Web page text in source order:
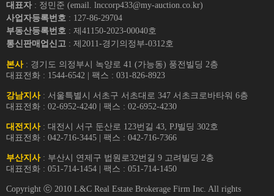
대표자 : 정민준 (email. lnccorp433@my-auction.co.kr)
사업자등록번호 : 127-86-29704
부동산등록번호 : 제41150-2023-00040호
통신판매업신고 : 제2011-경기의정부-0312호
본사: 경기도 의정부시 녹양로 41 (가능동) 풍전빌딩 2층
대표전화 : 1544-6542 | 팩스 : 031-826-8923
강남지사: 서울특별시 서초구 서초대로 347 서초크로바타워 6층
대표전화 : 02-6952-4240 | 팩스 : 02-6952-4230
대전지사: 대전시 서구 둔산로 123번길 43, PJ빌딩 302호
대표전화 : 042-716-3445 | 팩스 : 042-716-7366
부산지사: 부산시 연제구 법원로32번길 9 고려빌딩 2층
대표전화 : 051-714-1454 | 팩스 : 051-714-1450
Copyright ⓒ 2010 L&C Real Estate Brokerage Firm Inc. All rights